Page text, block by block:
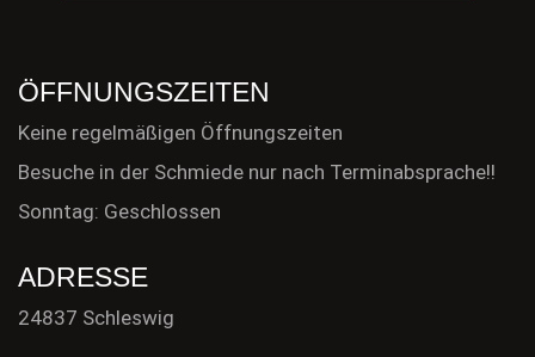
ÖFFNUNGSZEITEN
Keine regelmäßigen Öffnungszeiten
Besuche in der Schmiede nur nach Terminabsprache!!
Sonntag: Geschlossen
ADRESSE
24837 Schleswig